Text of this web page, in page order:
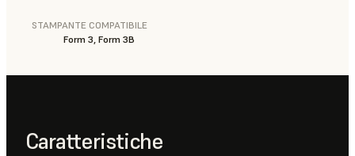
STAMPANTE COMPATIBILE
Form 3, Form 3B
Caratteristiche